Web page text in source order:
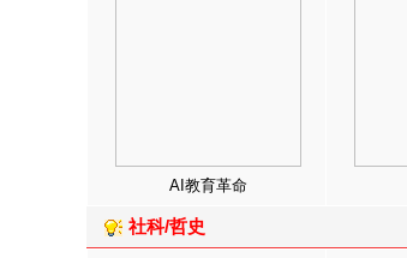
AI教育革命
社科/哲史